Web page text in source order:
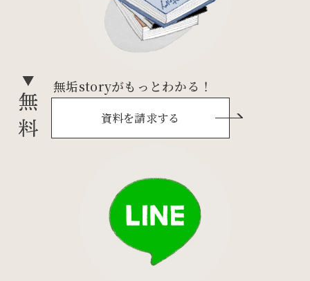
無垢storyがもっとわかる！
資料を請求する